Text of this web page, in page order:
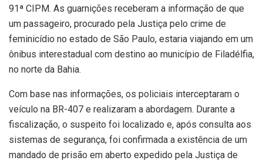
91ª CIPM. As guarnições receberam a informação de que
um passageiro, procurado pela Justiça pelo crime de
feminicídio no estado de São Paulo, estaria viajando em um
ônibus interestadual com destino ao município de Filadélfia,
no norte da Bahia.
Com base nas informações, os policiais interceptaram o
veículo na BR-407 e realizaram a abordagem. Durante a
fiscalização, o suspeito foi localizado e, após consulta aos
sistemas de segurança, foi confirmada a existência de um
mandado de prisão em aberto expedido pela Justiça de